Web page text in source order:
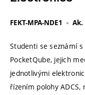
FEKT-MPA-NDE1 Ak.
Studenti se seznámí
PocketQube, jejich
jednotlivými
řízením polohy